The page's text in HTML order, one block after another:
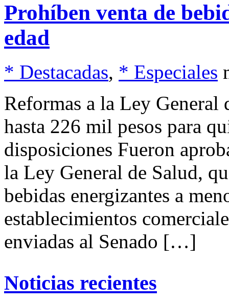
Prohíben venta de
edad
* Destacadas, * Especiales
Reformas a la Ley General
hasta 226 mil pesos para
disposiciones Fueron
la Ley General de Salud,
bebidas energizantes a
establecimientos
enviadas al Senado […]
Noticias recientes